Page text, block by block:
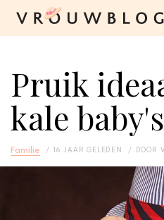
Pruik
kale baby's
Familie 16 JAAR GELEDEN DOOR